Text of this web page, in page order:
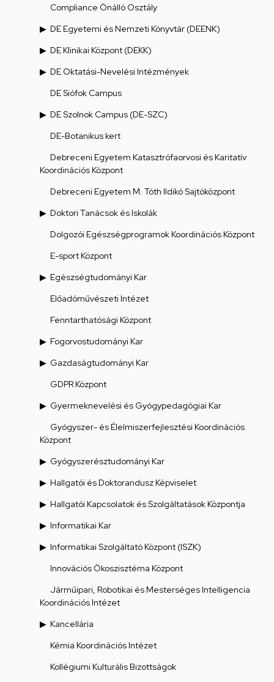
Compliance Önálló Osztály
DE Egyetemi és Nemzeti Könyvtár (DEENK)
DE Klinikai Központ (DEKK)
DE Oktatási-Nevelési Intézmények
DE Siófok Campus
DE Szolnok Campus (DE-SZC)
DE-Botanikus kert
Debreceni Egyetem Katasztrófaorvosi és Karitatív
Koordinációs Központ
Debreceni Egyetem M. Tóth Ildikó Sajtóközpont
Doktori Tanácsok és Iskolák
Dolgozói Egészségprogramok Koordinációs Központ
E-sport Központ
Egészségtudományi Kar
Előadóművészeti Intézet
Fenntarthatósági Központ
Fogorvostudományi Kar
Gazdaságtudományi Kar
GDPR Központ
Gyermeknevelési és Gyógypedagógiai Kar
Gyógyszer- és Élelmiszerfejlesztési Koordinációs
Központ
Gyógyszerésztudományi Kar
Hallgatói és Doktorandusz Képviselet
Hallgatói Kapcsolatok és Szolgáltatások Központja
Informatikai Kar
Informatikai Szolgáltató Központ (ISZK)
Innovációs Ökoszisztéma Központ
Járműipari, Robotikai és Mesterséges Intelligencia
Koordinációs Intézet
Kancellária
Kémia Koordinációs Intézet
Kollégiumi Kulturális Bizottságok